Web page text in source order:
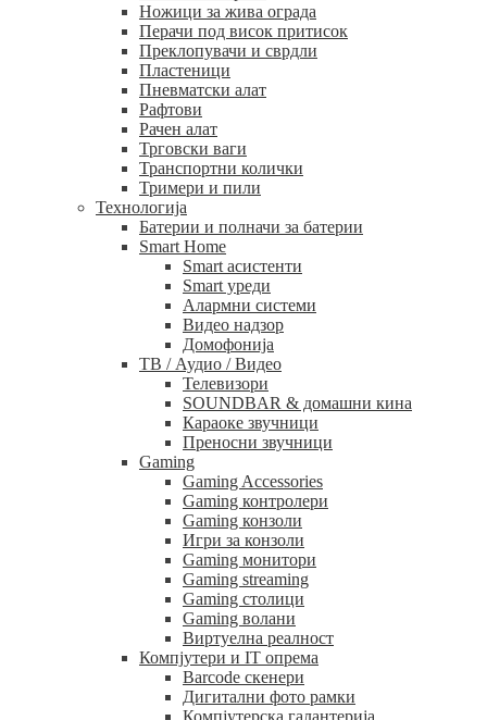
Ножици за жива ограда
Перачи под висок притисок
Преклопувачи и сврдли
Пластеници
Пневматски алат
Рафтови
Рачен алат
Трговски ваги
Транспортни колички
Тримери и пили
Технологија
Батерии и полначи за батерии
Smart Home
Smart асистенти
Smart уреди
Алармни системи
Видео надзор
Домофонија
ТВ / Аудио / Видео
Телевизори
SOUNDBAR & домашни кина
Караоке звучници
Преносни звучници
Gaming
Gaming Accessories
Gaming контролери
Gaming конзоли
Игри за конзоли
Gaming монитори
Gaming streaming
Gaming столици
Gaming волани
Виртуелна реалност
Компјутери и IT опрема
Barcode скенери
Дигитални фото рамки
Компјутерска галантерија